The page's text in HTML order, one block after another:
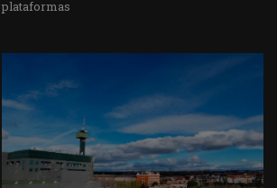
plataformas